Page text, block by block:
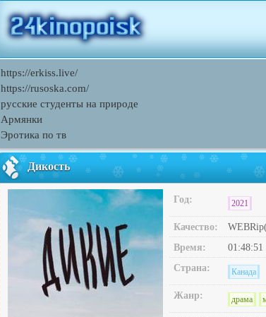
https://erkiss.live/
https://rusoska.com/
русские студенты на природе
Армянки
Эротика по тв
Дикость
Год: 2021
Качество:
Время:
01:48:51
Страна:
Канада
Жанр: драма